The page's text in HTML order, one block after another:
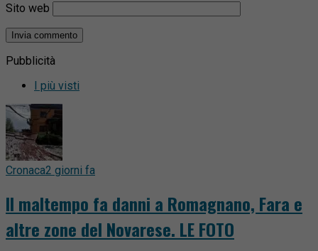
Sito web
Pubblicità
I più visti
Cronaca2 giorni fa
Il maltempo fa danni a Romagnano, Fara e
altre zone del Novarese. LE FOTO